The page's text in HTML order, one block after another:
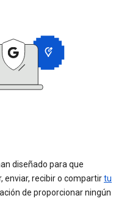
diseñado para que
enviar, recibir o compartirtu
de proporcionar ningún